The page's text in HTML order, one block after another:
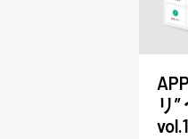
リ
vol.1